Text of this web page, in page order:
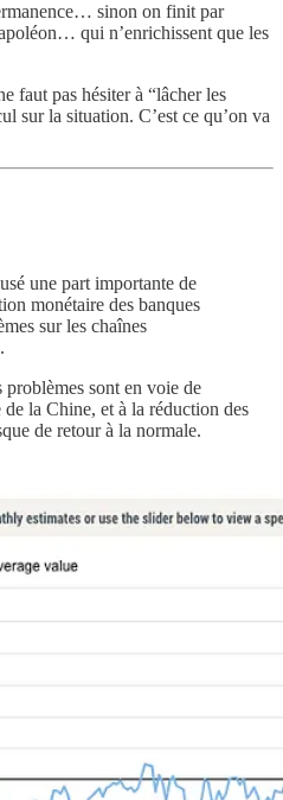
sinon on finit par
qui n’enrichissent que les
faut pas hésiter à “lâcher les
sur la situation. C’est ce qu’on va
une part importante de
monétaire des banques
sur les chaînes
problèmes sont en voie de
la Chine, et à la réduction des
de retour à la normale.